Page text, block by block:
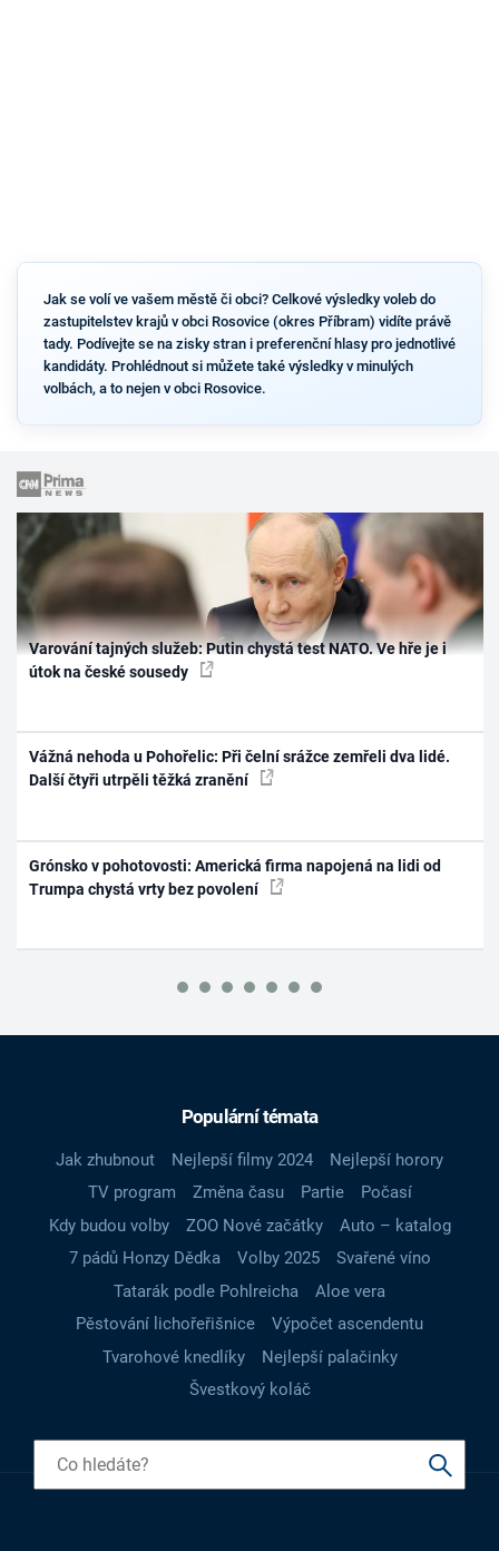
Jak se volí ve vašem městě či obci? Celkové výsledky voleb do
zastupitelstev krajů v obci Rosovice (okres Příbram) vidíte právě
tady. Podívejte se na zisky stran i preferenční hlasy pro jednotlivé
kandidáty. Prohlédnout si můžete také výsledky v minulých
volbách, a to nejen v obci Rosovice.
Varování tajných služeb: Putin chystá test NATO. Ve hře je i
útok na české sousedy
Vážná nehoda u Pohořelic: Při čelní srážce zemřeli dva lidé.
Další čtyři utrpěli těžká zranění
Grónsko v pohotovosti: Americká firma napojená na lidi od
Trumpa chystá vrty bez povolení
Populární témata
Jak zhubnout Nejlepší filmy 2024
Nejlepší horory
TV program
Změna času Partie
Počasí
Kdy budou volby
ZOO Nové začátky
Auto – katalog
7 pádů Honzy Dědka
Volby 2025
Svařené víno
Tatarák podle Pohlreicha
Aloe vera
Pěstování lichořeřišnice
Výpočet ascendentu
Tvarohové knedlíky
Nejlepší palačinky
Švestkový koláč